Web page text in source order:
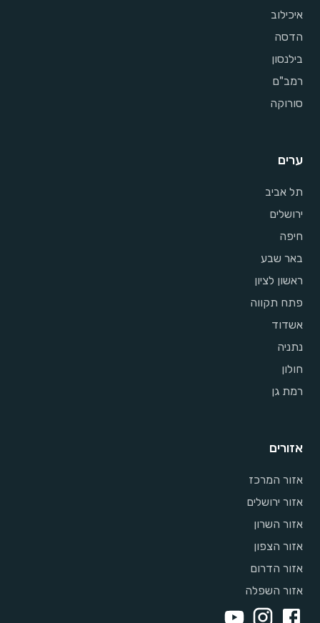
איכילוב
הדסה
בילנסון
רמב"ם
סורוקה
ערים
תל אביב
ירושלים
חיפה
באר שבע
ראשון לציון
פתח תקווה
אשדוד
נתניה
חולון
רמת גן
אזורים
אזור המרכז
אזור ירושלים
אזור השרון
אזור הצפון
אזור הדרום
אזור השפלה